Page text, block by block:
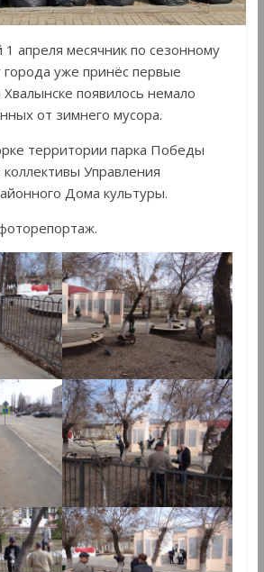
апреля месячник по сезонному
города уже принёс первые
появилось немало
от зимнего мусора.
территории парка Победы
Управления
Дома культуры.